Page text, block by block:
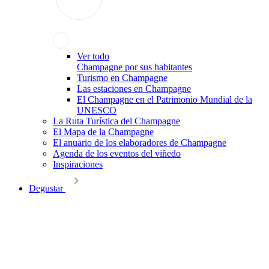
Ver todo
Champagne por sus habitantes
Turismo en Champagne
Las estaciones en Champagne
El Champagne en el Patrimonio Mundial de la
UNESCO
La Ruta Turística del Champagne
El Mapa de la Champagne
El anuario de los elaboradores de Champagne
Agenda de los eventos del viñedo
Inspiraciones
Degustar